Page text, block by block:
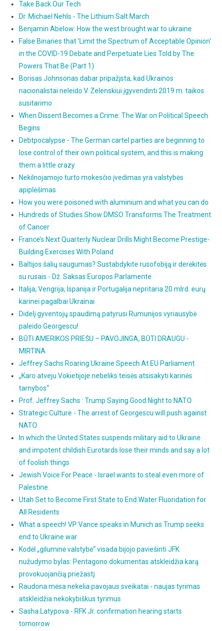
Take Back Our Tech
Dr. Michael Nehls - The Lithium Salt March
Benjamin Abelow: How the west brought war to ukraine
False Binaries that 'Limit the Spectrum of Acceptable Opinion'
in the COVID-19 Debate and Perpetuate Lies Told by The
Powers That Be (Part 1)
Borisas Johnsonas dabar pripažįsta, kad Ukrainos
nacionalistai neleido V. Zelenskiui įgyvendinti 2019 m. taikos
susitarimo
When Dissent Becomes a Crime: The War on Political Speech
Begins
Debtpocalypse - The German cartel parties are beginning to
lose control of their own political system, and this is making
them a little crazy
Nekilnojamojo turto mokesčio įvedimas yra valstybės
apiplėšimas
How you were poisoned with aluminium and what you can do
Hundreds of Studies Show DMSO Transforms The Treatment
of Cancer
France’s Next Quarterly Nuclear Drills Might Become Prestige-
Building Exercises With Poland
Baltijos šalių saugumas? Sustabdykite rusofobiją ir derėkitės
su rusais - Dž. Saksas Europos Parlamente
Italija, Vengrija, Ispanija ir Portugalija nepritaria 20 mlrd. eurų
karinei pagalbai Ukrainai
Didelį gyventojų spaudimą patyrusi Rumunijos vyriausybė
paleido Georgescu!
BŪTI AMERIKOS PRIEŠU – PAVOJINGA, BŪTI DRAUGU -
MIRTINA
Jeffrey Sachs Roaring Ukraine Speech At EU Parliament
„Karo atveju Vokietijoje nebeliks teisės atsisakyti karinės
tarnybos“
Prof. Jeffrey Sachs : Trump Saying Good Night to NATO
Strategic Culture - The arrest of Georgescu will push against
NATO
In which the United States suspends military aid to Ukraine
and impotent childish Eurotards lose their minds and say a lot
of foolish things
Jewish Voice For Peace - Israel wants to steal even more of
Palestine.
Utah Set to Become First State to End Water Fluoridation for
All Residents
What a speech! VP Vance speaks in Munich as Trump seeks
end to Ukraine war
Kodėl „giluminė valstybė“ visada bijojo paviešinti JFK
nužudymo bylas: Pentagono dokumentas atskleidžia karą
provokuojančią priežastį
Raudona mėsa nekelia pavojaus sveikatai - naujas tyrimas
atskleidžia nekokybiškus tyrimus
Sasha Latypova - RFK Jr. confirmation hearing starts
tomorrow